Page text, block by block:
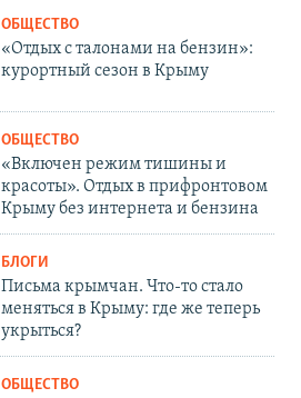
ОБЩЕСТВО
«Отдых с талонами на бензин»:
курортный сезон в Крыму
ОБЩЕСТВО
«Включен режим тишины и
красоты». Отдых в прифронтовом
Крыму без интернета и бензина
БЛОГИ
Письма крымчан. Что-то стало
меняться в Крыму: где же теперь
укрыться?
ОБЩЕСТВО